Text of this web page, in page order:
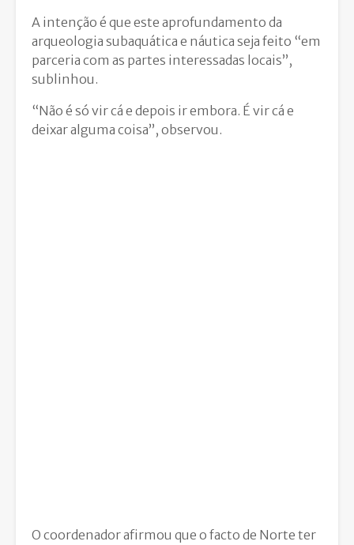
A intenção é que este aprofundamento da
arqueologia subaquática e náutica seja feito “em
parceria com as partes interessadas locais”,
sublinhou.
“Não é só vir cá e depois ir embora. É vir cá e
deixar alguma coisa”, observou.
O coordenador afirmou que o facto de Norte ter